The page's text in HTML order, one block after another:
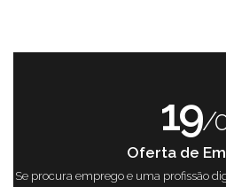
19/
Oferta de
Se procura emprego e uma profissão